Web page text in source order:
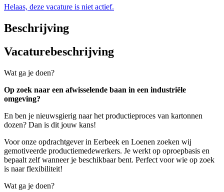
Helaas, deze vacature is niet actief.
Beschrijving
Vacaturebeschrijving
Wat ga je doen?
Op zoek naar een afwisselende baan in een industriële
omgeving?
En ben je nieuwsgierig naar het productieproces van kartonnen
dozen? Dan is dit jouw kans!
Voor onze opdrachtgever in Eerbeek en Loenen zoeken wij
gemotiveerde productiemedewerkers. Je werkt op oproepbasis en
bepaalt zelf wanneer je beschikbaar bent. Perfect voor wie op zoek
is naar flexibiliteit!
Wat ga je doen?